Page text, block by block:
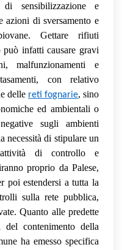
sensibilizzazione e
azioni di sversamento e
Gettare rifiuti
infatti causare gravi
malfunzionamenti e
con relativo
delle reti fognarie, sino
ed ambientali o
sugli ambienti
necessità di stipulare un
di controllo e
proprio da Palese,
poi estendersi a tutta la
sulla rete pubblica,
Quanto alle predette
contenimento della
ha emesso specifica